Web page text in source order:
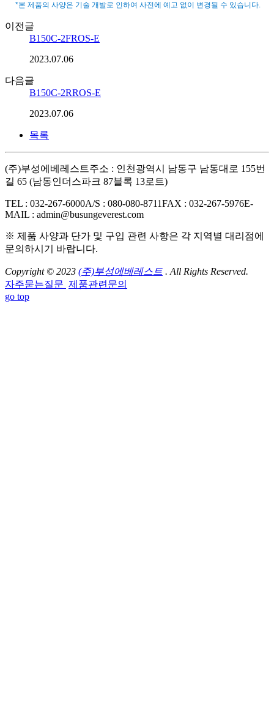
*본 제품의 사양은 기술 개발로 인하여 사전에 예고 없이 변경될 수 있습니다.
이전글
B150C-2FROS-E
2023.07.06
다음글
B150C-2RROS-E
2023.07.06
목록
(주)부성에베레스트주소 : 인천광역시 남동구 남동대로 155번
길 65 (남동인더스파크 87블록 13로트)
TEL : 032-267-6000A/S : 080-080-8711FAX : 032-267-5976E-
MAIL : admin@busungeverest.com
※ 제품 사양과 단가 및 구입 관련 사항은 각 지역별 대리점에
문의하시기 바랍니다.
Copyright © 2023 (주)부성에베레스트 . All Rights Reserved.
자주묻는질문 제품관련문의
go top